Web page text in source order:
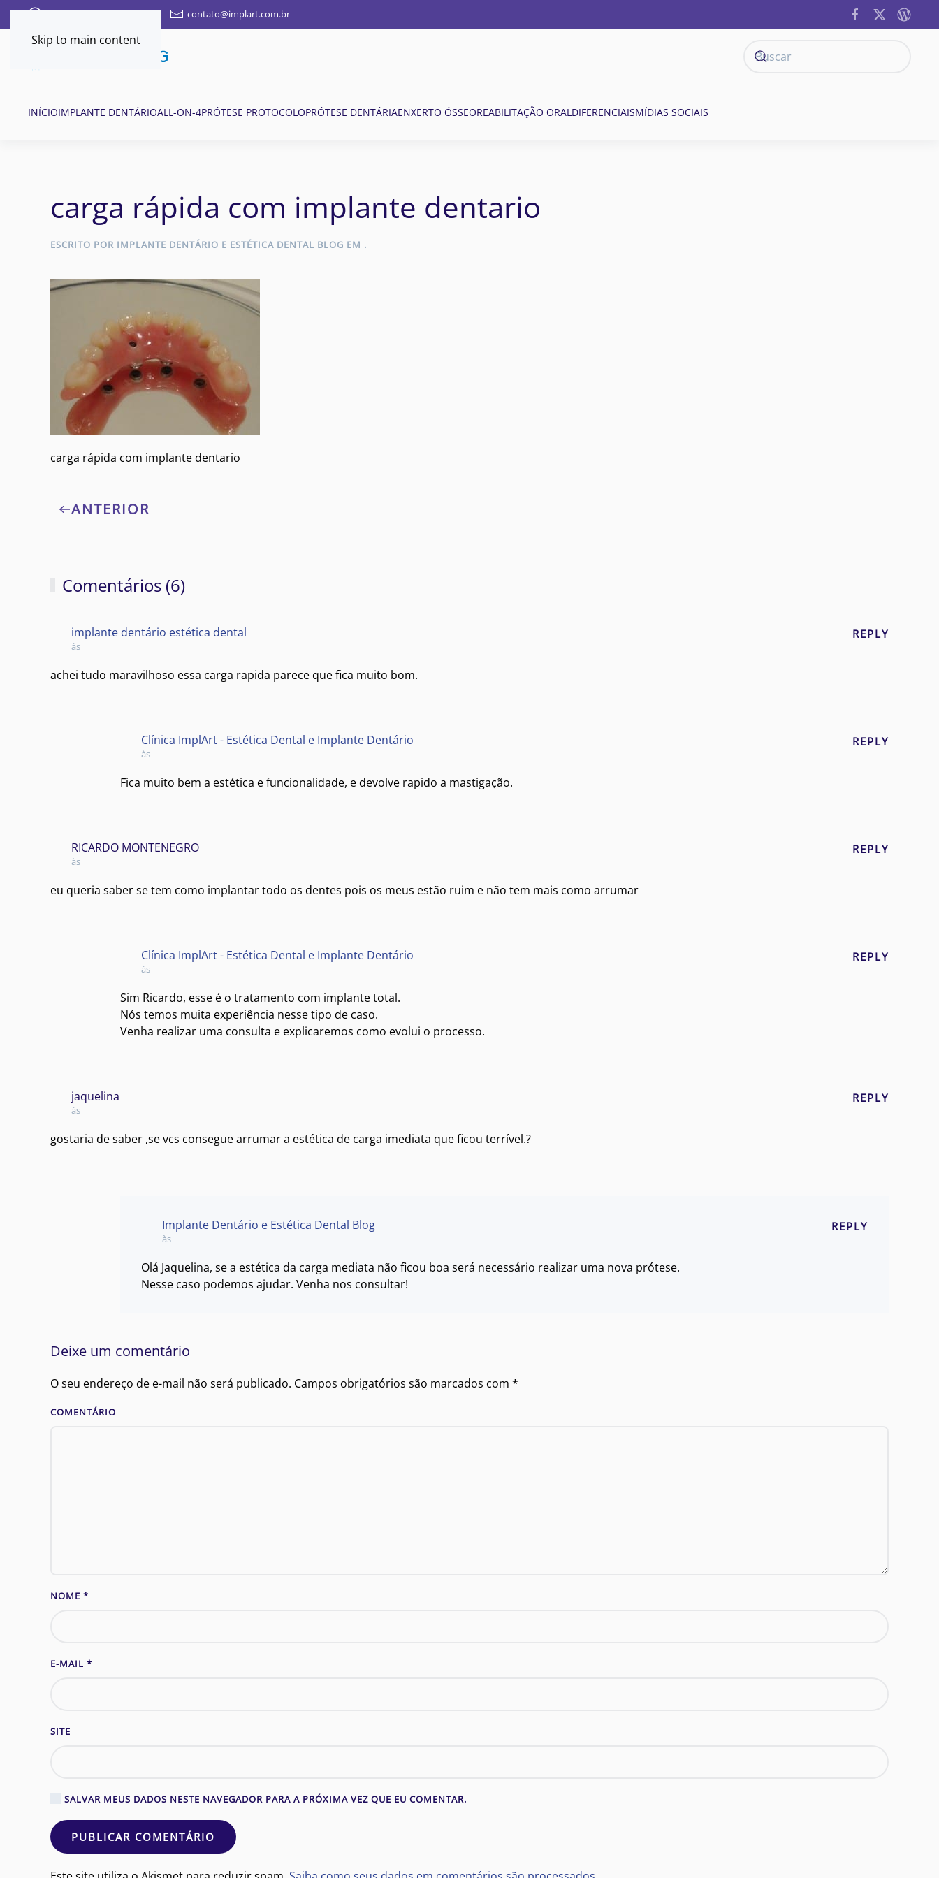
Skip to main content
FALE AQUI POR WHATSAPP contato@implart.com.br
INÍCIOIMPLANTE DENTÁRIOALL-ON-4PRÓTESE PROTOCOLOPRÓTESE DENTÁRIAENXERTO ÓSSEOREABILITAÇÃO ORALDIFERENCIAISMÍDIAS SOCIAIS
carga rápida com implante dentario
ESCRITO POR IMPLANTE DENTÁRIO E ESTÉTICA DENTAL BLOG EM .
carga rápida com implante dentario
ANTERIOR
Comentários (6)
implante dentário estética dental
às
REPLY
achei tudo maravilhoso essa carga rapida parece que fica muito bom.
Clínica ImplArt - Estética Dental e Implante Dentário
às
REPLY
Fica muito bem a estética e funcionalidade, e devolve rapido a mastigação.
RICARDO MONTENEGRO
às
REPLY
eu queria saber se tem como implantar todo os dentes pois os meus estão ruim e não tem mais como arrumar
Clínica ImplArt - Estética Dental e Implante Dentário
às
REPLY
Sim Ricardo, esse é o tratamento com implante total.
Nós temos muita experiência nesse tipo de caso.
Venha realizar uma consulta e explicaremos como evolui o processo.
jaquelina
às
REPLY
gostaria de saber ,se vcs consegue arrumar a estética de carga imediata que ficou terrível.?
Implante Dentário e Estética Dental Blog
às
REPLY
Olá Jaquelina, se a estética da carga mediata não ficou boa será necessário realizar uma nova prótese.
Nesse caso podemos ajudar. Venha nos consultar!
Deixe um comentário
O seu endereço de e-mail não será publicado. Campos obrigatórios são marcados com *
COMENTÁRIO
NOME *
E-MAIL *
SITE
SALVAR MEUS DADOS NESTE NAVEGADOR PARA A PRÓXIMA VEZ QUE EU COMENTAR.
PUBLICAR COMENTÁRIO